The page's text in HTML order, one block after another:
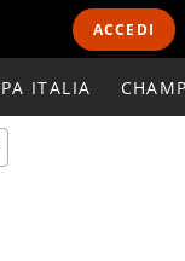
ACCEDI
ITALIA